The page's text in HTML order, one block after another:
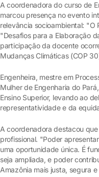
A coordenadora do curso de
marcou presença no evento
relevância socioambiental: "O
"Desafios para a Elaboração
participação da docente
Mudanças Climáticas (COP
Engenheira, mestre em
Mulher de Engenharia do
Ensino Superior, levando ao
representatividade e da
A coordenadora destacou
profissional. "Poder
uma oportunidade única. É
seja ampliada, e poder
Amazônia mais justa, segura